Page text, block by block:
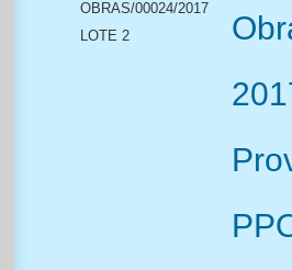
OBRAS/00024/2017
LOTE 2